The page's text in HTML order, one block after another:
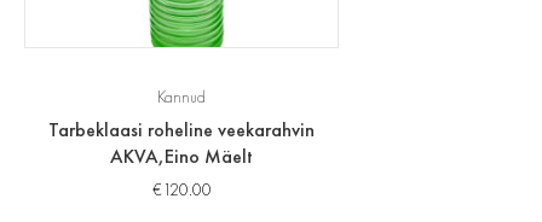
Kannud
Tarbeklaasi roheline veekarahvin
AKVA,Eino Mäelt
€120.00